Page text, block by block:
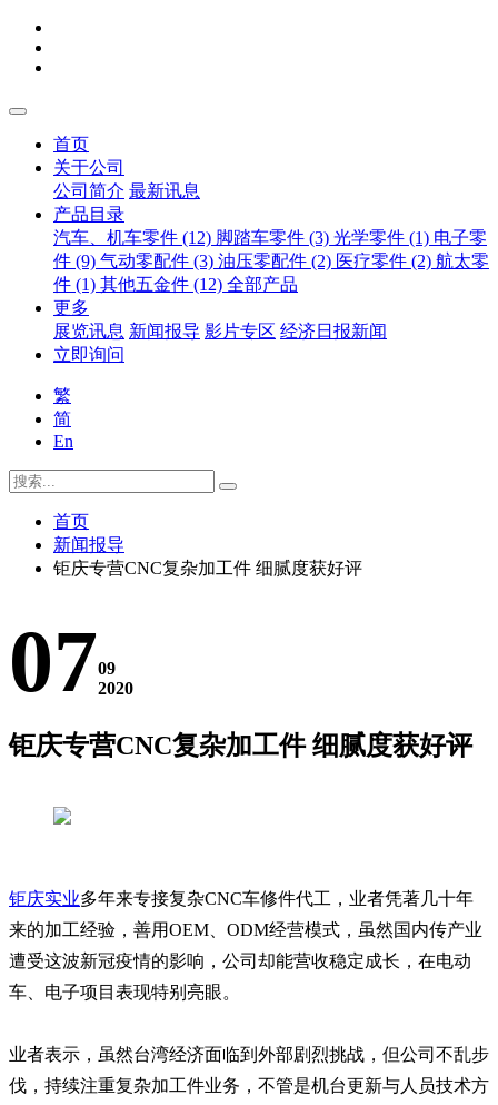
首页
关于公司
公司简介 最新讯息
产品目录
汽车、机车零件 (12) 脚踏车零件 (3) 光学零件 (1) 电子零
件 (9) 气动零配件 (3) 油压零配件 (2) 医疗零件 (2) 航太零
件 (1) 其他五金件 (12) 全部产品
更多
展览讯息 新闻报导 影片专区 经济日报新闻
立即询问
繁
简
En
首页
新闻报导
钜庆专营CNC复杂加工件 细腻度获好评
0709
2020
钜庆专营CNC复杂加工件 细腻度获好评
钜庆实业多年来专接复杂CNC车修件代工，业者凭著几十年
来的加工经验，善用OEM、ODM经营模式，虽然国内传产业
遭受这波新冠疫情的影响，公司却能营收稳定成长，在电动
车、电子项目表现特别亮眼。
业者表示，虽然台湾经济面临到外部剧烈挑战，但公司不乱步
伐，持续注重复杂加工件业务，不管是机台更新与人员技术方